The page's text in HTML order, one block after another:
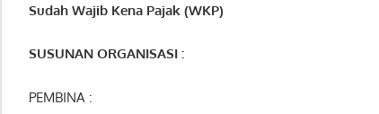
Sudah Wajib Kena Pajak (WKP)
SUSUNAN ORGANISASI :
PEMBINA :